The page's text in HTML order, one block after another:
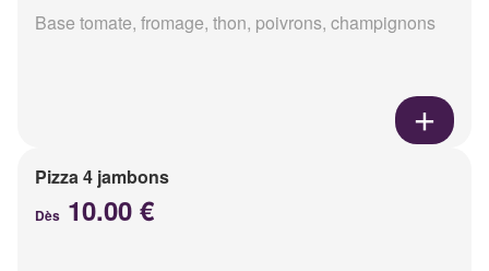
Base tomate, fromage, thon, poivrons, champignons
Pizza 4 jambons
Dès 10.00 €